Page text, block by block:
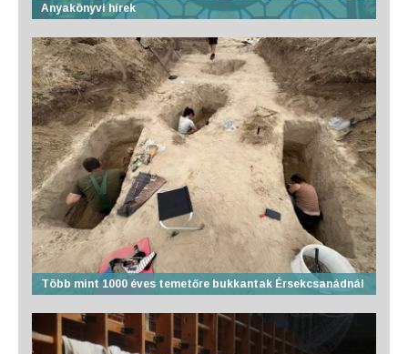
Anyakönyvi hírek
Több mint 1000 éves temetőre bukkantak Érsekcsanádnál